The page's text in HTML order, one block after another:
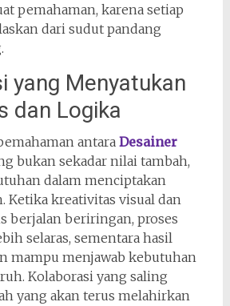
pemahaman, karena setiap
dari sudut pandang
yang Menyatukan
dan Logika
antaraDesainer
bukan sekadar nilai tambah,
dalam menciptakan
Ketika kreativitas visual dan
berjalan beriringan, proses
selaras, sementara hasil
mampu menjawab kebutuhan
Kolaborasi yang saling
yang akan terus melahirkan